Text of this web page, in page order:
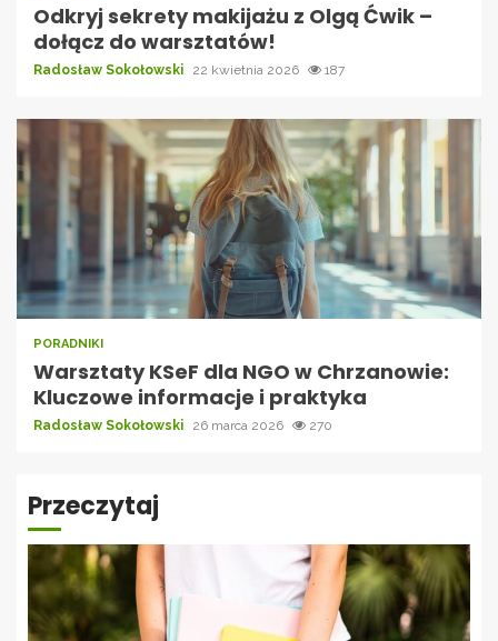
Odkryj sekrety makijażu z Olgą Ćwik –
dołącz do warsztatów!
Radosław Sokołowski 22 kwietnia 2026 187
PORADNIKI
Warsztaty KSeF dla NGO w Chrzanowie:
Kluczowe informacje i praktyka
Radosław Sokołowski 26 marca 2026 270
Przeczytaj